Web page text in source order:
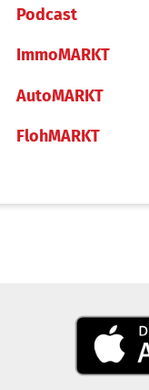
Podcast
ImmoMARKT
AutoMARKT
FlohMARKT